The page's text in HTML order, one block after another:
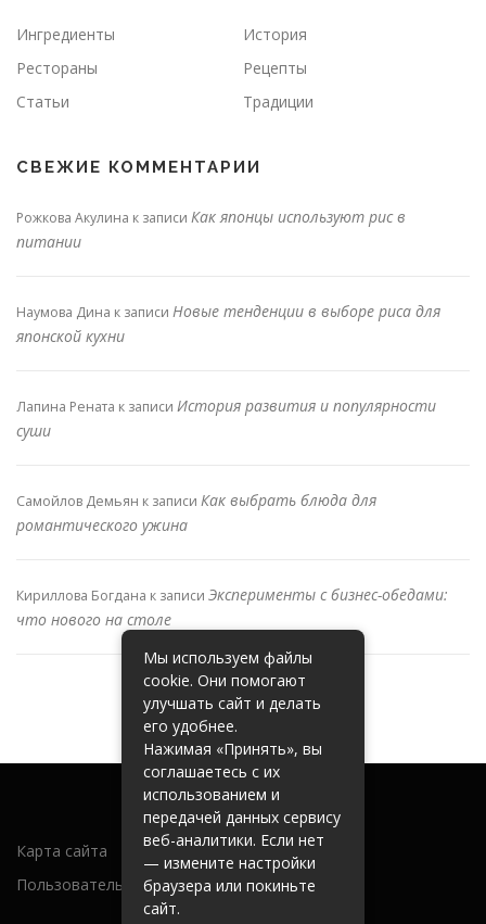
Ингредиенты
История
Рестораны
Рецепты
Статьи
Традиции
СВЕЖИЕ КОММЕНТАРИИ
Рожкова Акулина к записи Как японцы используют рис в
питании
Наумова Дина к записи Новые тенденции в выборе риса для
японской кухни
Лапина Рената к записи История развития и популярности
суши
Самойлов Демьян к записи Как выбрать блюда для
романтического ужина
Кириллова Богдана к записи Эксперименты с бизнес-обедами:
что нового на столе
Карта сайта
Пользовательское соглашение
Мы используем файлы
cookie. Они помогают
улучшать сайт и делать
его удобнее.
Нажимая «Принять», вы
соглашаетесь с их
использованием и
передачей данных сервису
веб-аналитики. Если нет
— измените настройки
браузера или покиньте
сайт.